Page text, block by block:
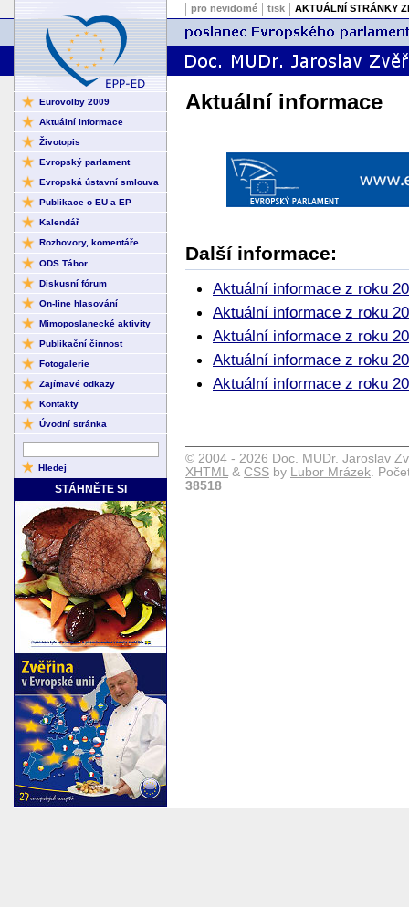
Eurovolby 2009
Aktuální informace
Životopis
Evropský parlament
Evropská ústavní smlouva
Publikace o EU a EP
Kalendář
Rozhovory, komentáře
ODS Tábor
Diskusní fórum
On-line hlasování
Mimoposlanecké aktivity
Publikační činnost
Fotogalerie
Zajímavé odkazy
Kontakty
Úvodní stránka
STÁHNĚTE SI
Aktuální informace
Další informace:
Aktuální informace z roku
Aktuální informace z roku
Aktuální informace z roku
Aktuální informace z roku
Aktuální informace z roku
© 2004 - 2026 Doc. MUDr. Jaroslav
XHTML& CSS by Lubor Mrázek.
38518
pro nevidomé tisk AKTUÁLNÍ STRÁNKY